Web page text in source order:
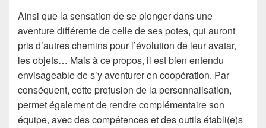
Ainsi que la sensation de se plonger dans une
aventure différente de celle de ses potes, qui auront
pris d’autres chemins pour l’évolution de leur avatar,
les objets… Mais à ce propos, il est bien entendu
envisageable de s’y aventurer en coopération. Par
conséquent, cette profusion de la personnalisation,
permet également de rendre complémentaire son
équipe, avec des compétences et des outils établi(e)s